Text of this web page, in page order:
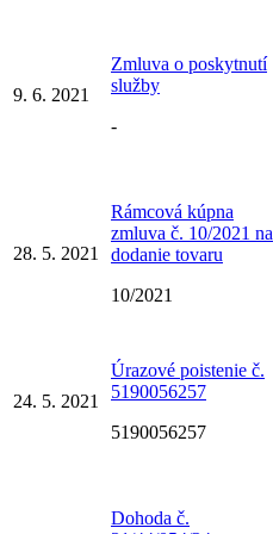
9. 6. 2021
Zmluva o poskytnutí
služby
-
28. 5. 2021
Rámcová kúpna
zmluva č. 10/2021 na
dodanie tovaru
10/2021
24. 5. 2021
Úrazové poistenie č.
5190056257
5190056257
Dohoda č.